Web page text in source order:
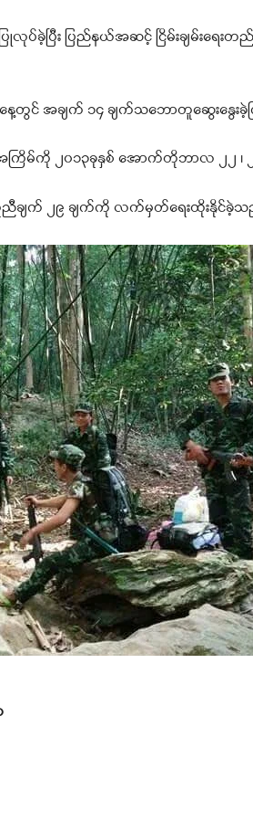
ခဲ့ပြီး ပြည်နယ်အဆင့် ငြိမ်းချမ်းရေ
နေ့တွင် အချက် ၁၄ ချက်သဘောတူဆွေးနွေး
ြိမ်ကို ၂၀၁၃ခုနှစ် အောက်တိုဘာလ ၂၂ ၊
တူညီချက် ၂၉ ချက်ကို လက်မှတ်ရေးထိုးနိုင်ခဲ့သ